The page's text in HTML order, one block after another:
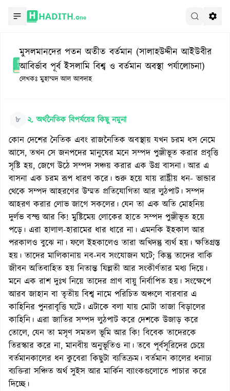
HADITH.One
মুসলমানদের পতন অতীত বর্তমান (সালাহউদ্দীন আইউবীর
আবির্ভাব পূর্ব ইসলামি বিশ্ব ও বর্তমান অবস্থা পর্যালোচনা)
লেখকঃ মুহাম্মদ আল আবদাহ
৮ ২. অর্থনৈতিক বিপর্যয়ের কিছু নমুনা
কোন দেশের নৈতিক এবং রাজনৈতিক অবস্থায় যখন চরম ধস নেমে
আসে, তখন সে জনপদের মানুষের মনে সম্পদ পুঞ্জীভূত করার প্রবৃত্তি
সৃষ্টি হয়, জেগে উঠে সম্পদ সঞ্চয় করার এক উগ্র বাসনা। আর এ
বাসনা এক চরম রূপ ধারণ করে। শুরু হয়ে যায় রাষ্ট্রীয় ধন- ভান্ডার
থেকে সম্পদ আহরণের উম্মত প্রতিযোগিতা আর লুঠপাট। সম্পদ
আহরণ করার লোভ জাগে সকলের। যেন তা এক অতি মোহনিয়
দুর্লভ বস্ত্ত আর কি! মুষ্টিমেয় লোকের হাতে সম্পদ পুঞ্জীভূত হয়ে
পড়ে। এরা হালাল-হারামের ধার ধারে না। এমনকি ইহকাল আর
পরকালও বুঝে না। ফলে ইহকালেও তারা অখিদন্তু ব্যর্থ হয়। ক্ষতিগ্রস্ত
হয়। তাদের মালিকানায় নব-নব সংযোজন ঘটে; কিন্তু তাদের বাকি
জীবন অতিবাহিত হয় নিতান্ত যিল্লতী আর সংকীর্ণতার মধ্য দিয়ে।
মনে এক রাশ দুঃখ নিয়ে তাদের প্রাণ বায়ু নির্বাপিত হয়। সংক্ষেপে
আরব জাহান বা তৃতীয় বিশ্ব নামে পরিচিত অঞ্চলে বারবার এ
কাহিনির পুনরাবৃত্তি ঘটে। এটাকে বলা যায় মোটা তাজা বিড়ালের
কাহিনি। এরা জাতির সম্পদ লুঠপাট করে দেশকে উজাড় করে
তোলে, যেন তা মসৃণ সমতল ভূমি আর কি! বিবেক তাদেরকে
তিরস্কার করে না, মানবীয় অনুভূতিও না। তবে পূর্বসূরিদের চেয়ে
বর্তমানকালের ধন কুবেরা কিছুটা ব্যতিক্রম। বর্তমান কালের ধনাঢ্য
ব্যক্তিরা সঞ্চিত অর্থ সুইস আর মার্কিন ব্যাংকগুলোতে পাচার করে
দিচ্ছে।